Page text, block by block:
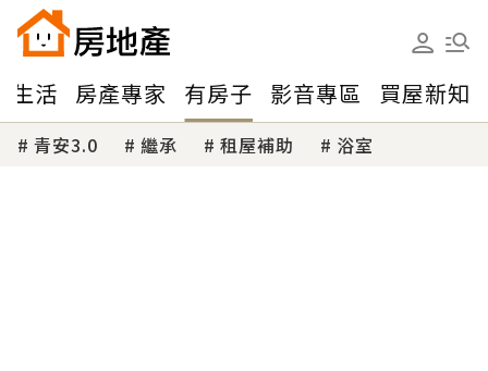
生活 房產專家 有房子 影音專區 買屋新知
青安3.0 繼承 租屋補助 浴室